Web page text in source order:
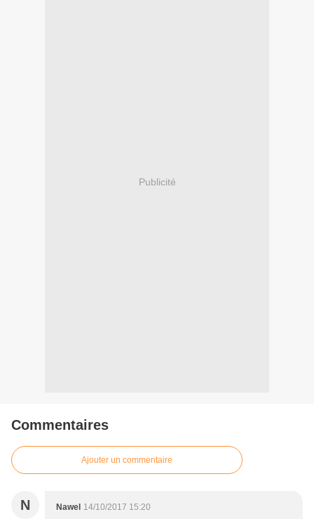
Publicité
Commentaires
Ajouter un commentaire
N Nawel 14/10/2017 15:20